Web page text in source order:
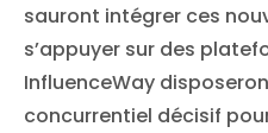
sauront intégrer ces
s’appuyer sur des
InfluenceWay
concurrentiel décisif